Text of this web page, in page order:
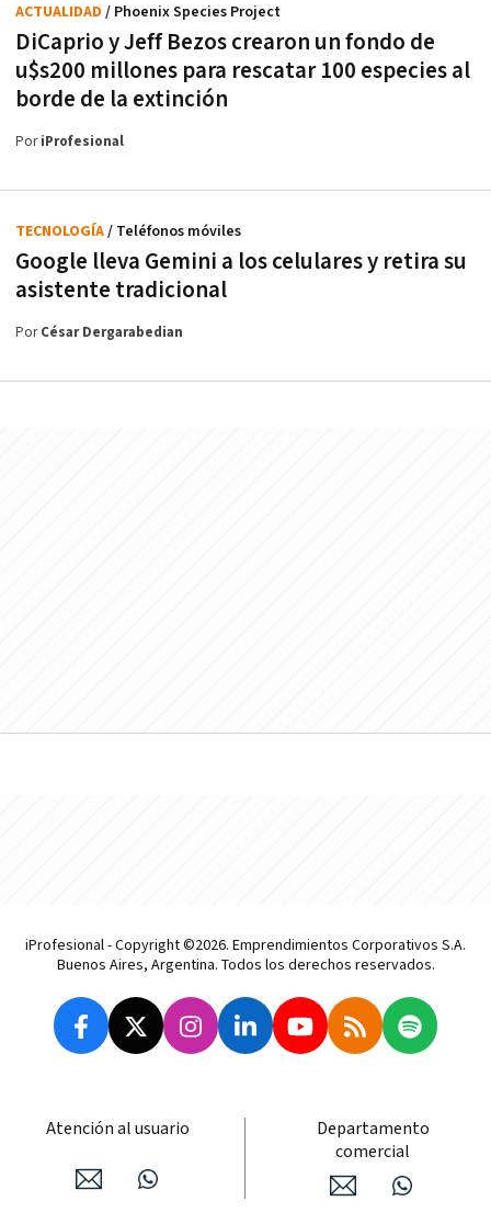
DiCaprio y Jeff Bezos crearon un fondo de
u$s200 millones para rescatar 100 especies al
borde de la extinción
ACTUALIDAD / Phoenix Species Project
PoriProfesional
Google lleva Gemini a los celulares y retira su
asistente tradicional
TECNOLOGÍA/ Teléfonos móviles
PorCésar Dergarabedian
iProfesional - Copyright ©2026. Emprendimientos Corporativos S.A.
Buenos Aires, Argentina. Todos los derechos reservados.
Atención al usuario
Departamento
comercial